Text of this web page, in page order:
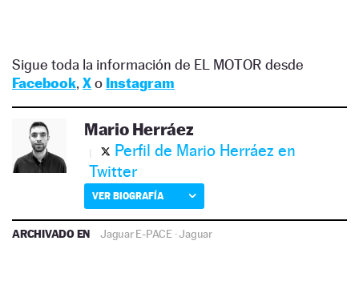
Sigue toda la información de EL MOTOR desde
Facebook, Xo Instagram
Mario Herráez
Perfil de Mario Herráez en
Twitter
VER BIOGRAFÍA
ARCHIVADO EN Jaguar E-PACE ·Jaguar